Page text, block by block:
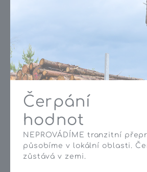
Čerpání
hodnot
NEPROVÁDÍME tranzitní
působíme v lokální oblasti.
zůstává v zemi.